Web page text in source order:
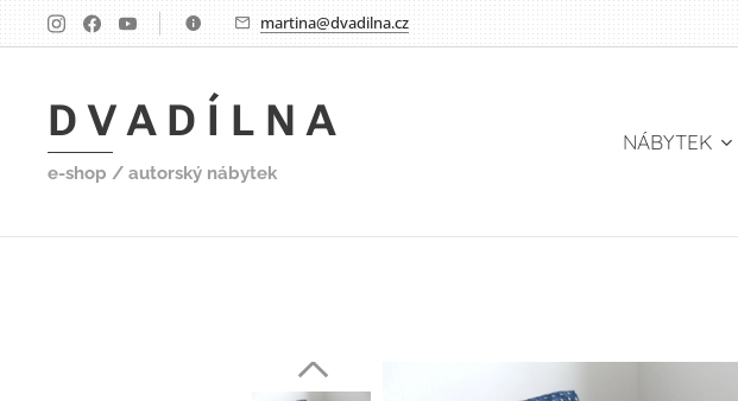
martina@dvadilna.cz
D V A D Í L N A
e-shop / autorský nábytek
NÁBYTEK